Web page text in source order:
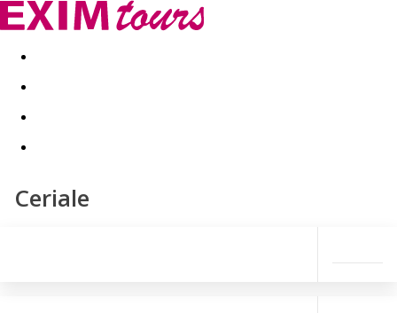
Akční nabídky Last minute
Ceriale